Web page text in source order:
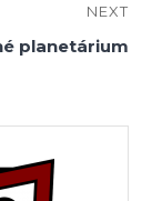
NEXT
planetárium